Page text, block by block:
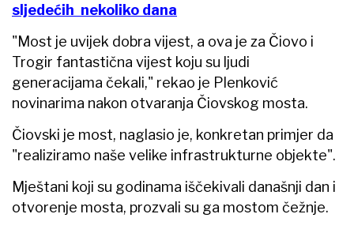
sljedećih nekoliko dana
"Most je uvijek dobra vijest, a ova je za Čiovo i
Trogir fantastična vijest koju su ljudi
generacijama čekali," rekao je Plenković
novinarima nakon otvaranja Čiovskog mosta.
Čiovski je most, naglasio je, konkretan primjer da
"realiziramo naše velike infrastrukturne objekte".
Mještani koji su godinama iščekivali današnji dan i
otvorenje mosta, prozvali su ga mostom čežnje.